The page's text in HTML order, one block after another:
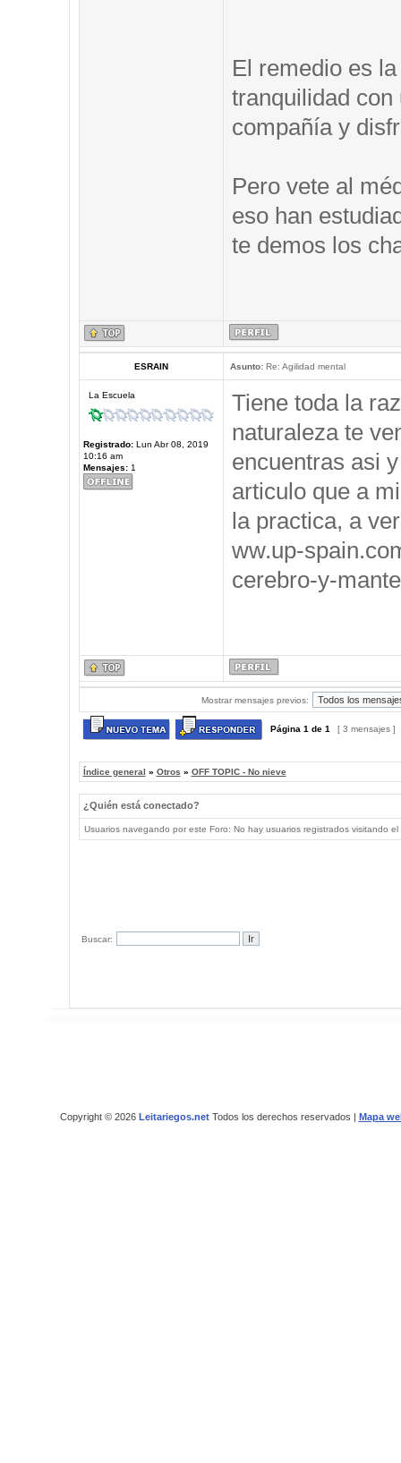
El remedio es
tranquilidad con
compañía y
Pero vete al
eso han
te demos los
ESRAIN Asunto:Re: Agilidad mental
La Escuela
Registrado:Lun Abr 08, 2019
10:16 am
Mensajes:1
Tiene toda la
naturaleza te
encuentras asi
articulo que a
la practica, a
ww.up-
cerebro-y-
Mostrar mensajes previos:
Página 1 de 1 [ 3 mensajes ]
Índice general » Otros » OFF TOPIC - No nieve
¿Quién está conectado?
Usuarios navegando por este Foro: No hay usuarios registrados visitando
Buscar:
Copyright © 2026 Leitariegos.netTodos los derechos reservados | Mapa